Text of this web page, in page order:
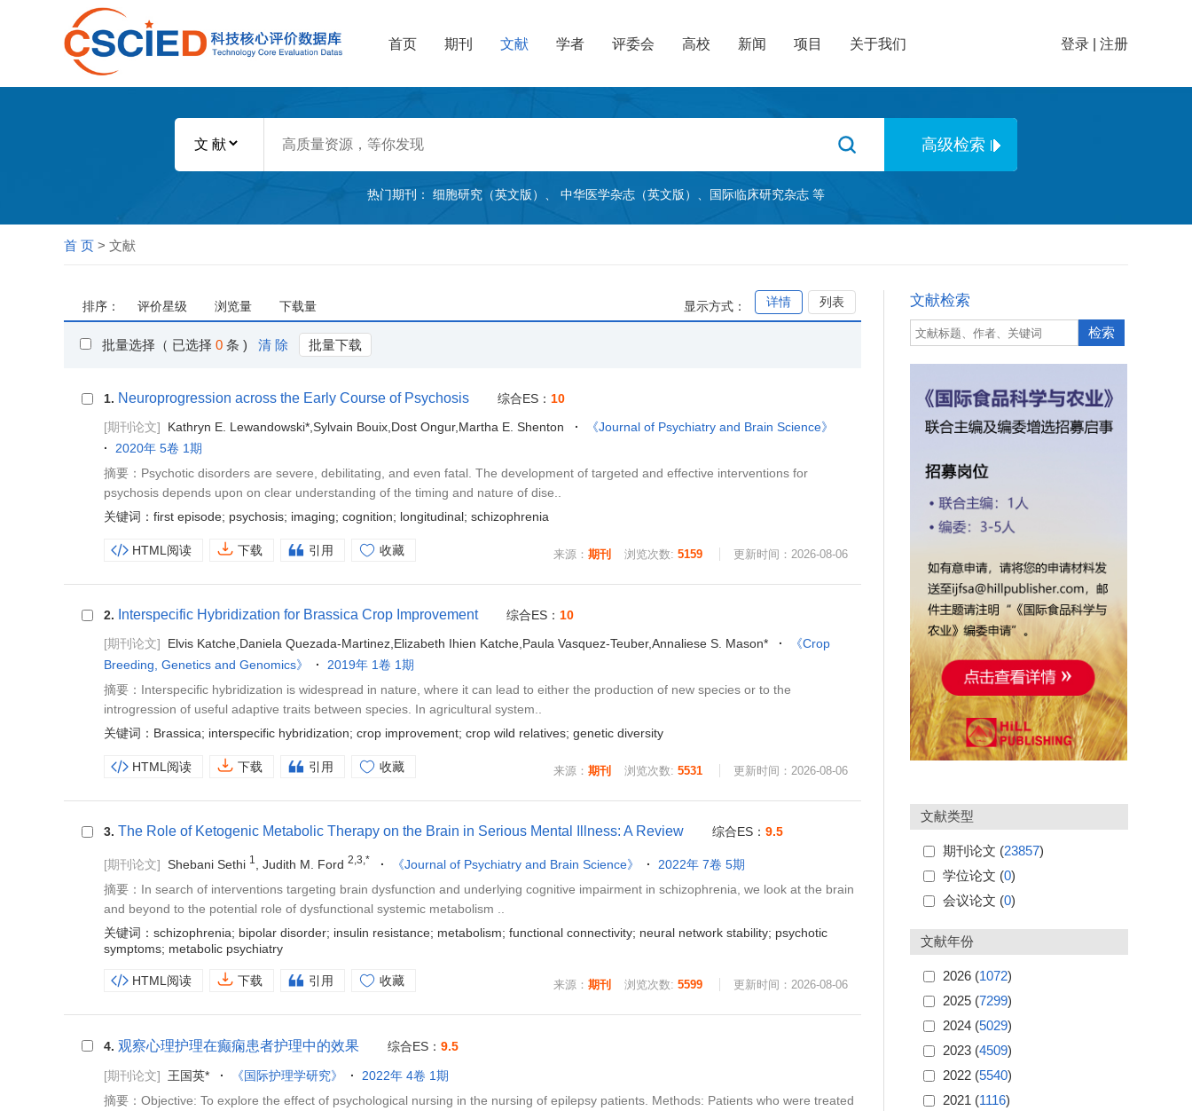
首页 期刊 文献 学者 评委会 高校 新闻 项目 关于我们 登录 注册
热门期刊： 细胞研究（英文版） 中华医学杂志（英文版） 国际临床研究杂志 等
首 页 > 文献
文献检索
文献类型
期刊论文 (23857)
学位论文 (0)
会议论文 (0)
文献年份
2026 (1072)
2025 (7299)
2024 (5029)
2023 (4509)
2022 (5540)
2021 (1116)
排序： 评价星级 浏览量 下载量 显示方式： 详情 列表
批量选择（ 已选择 0 条 ) 清 除 批量下载
1. Neuroprogression across the Early Course of Psychosis 综合ES： 10
[期刊论文]
Kathryn E. Lewandowski*,Sylvain Bouix,Dost Ongur,Martha E. Shenton
《Journal of Psychiatry and Brain Science》
2020年 5卷 1期
摘要：Psychotic disorders are severe, debilitating, and even fatal. The development of targeted and effective interventions for
psychosis depends upon on clear understanding of the timing and nature of dise..
关键词：first episode; psychosis; imaging; cognition; longitudinal; schizophrenia
来源： 期刊 浏览次数: 5159 更新时间：2026-08-06
HTML阅读 下载 引用 收藏
2. Interspecific Hybridization for Brassica Crop Improvement 综合ES： 10
[期刊论文]
Elvis Katche,Daniela Quezada-Martinez,Elizabeth Ihien Katche,Paula Vasquez-Teuber,Annaliese S. Mason*
《Crop
Breeding, Genetics and Genomics》
2019年 1卷 1期
摘要：Interspecific hybridization is widespread in nature, where it can lead to either the production of new species or to the
introgression of useful adaptive traits between species. In agricultural system..
关键词：Brassica; interspecific hybridization; crop improvement; crop wild relatives; genetic diversity
来源： 期刊 浏览次数: 5531 更新时间：2026-08-06
HTML阅读 下载 引用 收藏
3. The Role of Ketogenic Metabolic Therapy on the Brain in Serious Mental Illness: A Review 综合ES： 9.5
[期刊论文] Shebani Sethi 1 , Judith M. Ford 2,3,* 《Journal of Psychiatry and Brain Science》
2022年 7卷 5期
摘要：In search of interventions targeting brain dysfunction and underlying cognitive impairment in schizophrenia, we look at the brain
and beyond to the potential role of dysfunctional systemic metabolism ..
关键词：schizophrenia; bipolar disorder; insulin resistance; metabolism; functional connectivity; neural network stability; psychotic
symptoms; metabolic psychiatry
来源： 期刊 浏览次数: 5599 更新时间：2026-08-06
HTML阅读 下载 引用 收藏
4. 观察心理护理在癫痫患者护理中的效果 综合ES： 9.5
[期刊论文] 王国英* 《国际护理学研究》
2022年 4卷 1期
摘要：Objective: To explore the effect of psychological nursing in the nursing of epilepsy patients. Methods: Patients who were treated